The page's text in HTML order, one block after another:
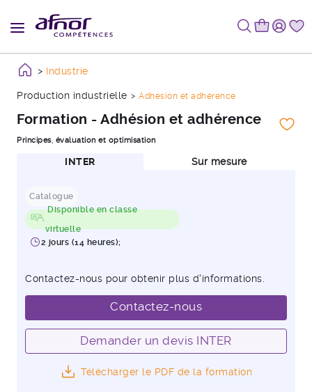
Industrie
Production industrielle Adhésion et adhérence
Formation - Adhésion et adhérence
Principes, évaluation et optimisation
INTER Sur mesure
Catalogue
Disponible en classe
virtuelle
2 jours (14 heures);
Contactez-nous pour obtenir plus d'informations.
Contactez-nous
Demander un devis INTER
Télécharger le PDF de la formation